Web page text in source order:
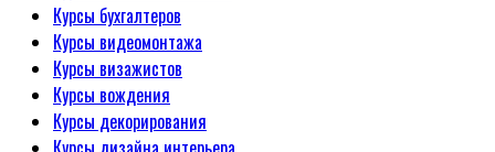
Курсы бухгалтеров
Курсы видеомонтажа
Курсы визажистов
Курсы вождения
Курсы декорирования